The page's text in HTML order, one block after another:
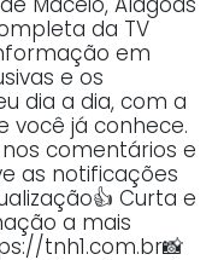
da TV
em
e os
dia a dia, com a
você já conhece.
nos comentários e
as notificações
Curta e
a mais
tnh1.com.br📸